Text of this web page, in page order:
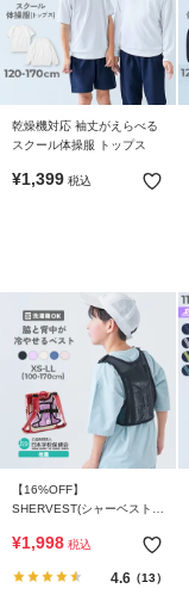
探
す
ラ
ン
キ
ン
す
新
作
か
ら
す
特
乾燥機対応 袖丈がえらべる
スクール体操服 トップス
¥1,399 税込
【16%OFF】
SHERVEST(シャーベスト)
やせる メッシュベスト
¥1,998 税込
4.6（13）